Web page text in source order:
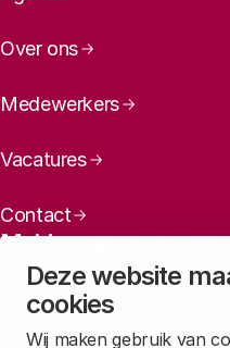
Deze website
cookies
Wij maken gebruik van
Over ons
Medewerkers
Vacatures
Contact
Meld u aan voor
Maandelijks een
nieuws? Laat dan uw